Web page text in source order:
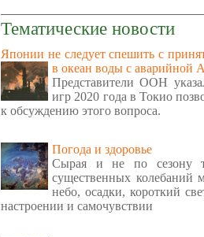
Тематические новости
Японии не следует спешить с
в океан воды с
Представители ООН
игр 2020 года в Токио
к обсуждению этого вопроса.
Погода и здоровье
Сырая и не по сезону
существенных колебаний
небо, осадки, короткий
настроении и самочувствии